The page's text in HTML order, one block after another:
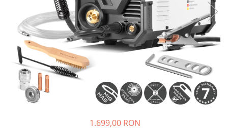
Piese incalzitoare cu ulei ars MTM
Compresoare
Aparate de sudura industriale
Aparate de sudura laser
Aparate de tras tabla-tinichigerie
auto
Aparate multifunctionale
Discuri abrazive, taiere, slefuire,
Discuri de polizare finisare1.699,00 RON